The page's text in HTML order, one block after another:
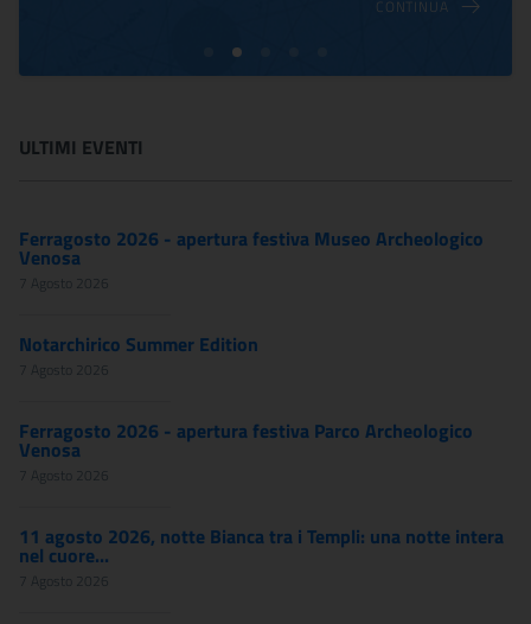
CONTINUA
ULTIMI EVENTI
Ferragosto 2026 - apertura festiva Museo Archeologico
Venosa
7 Agosto 2026
Notarchirico Summer Edition
7 Agosto 2026
Ferragosto 2026 - apertura festiva Parco Archeologico
Venosa
7 Agosto 2026
11 agosto 2026, notte Bianca tra i Templi: una notte intera
nel cuore...
7 Agosto 2026